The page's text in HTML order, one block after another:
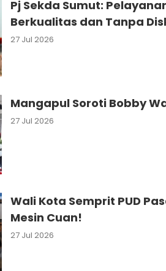
Pj Sekda Sumut:
Berkualitas dan Tanpa
27 Jul 2026
Mangapul Soroti Bobby
27 Jul 2026
Wali Kota Semprit PUD
Mesin Cuan!
27 Jul 2026